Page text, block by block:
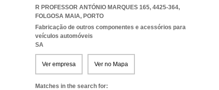
R PROFESSOR ANTÓNIO MARQUES 165, 4425-364,
FOLGOSA MAIA, PORTO
Fabricação de outros componentes e acessórios para
veículos automóveis
SA
Ver empresa Ver no Mapa
Matches in the search for: